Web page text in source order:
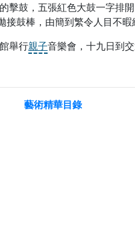
鼓，五張紅色大鼓一字排開
鼓棒，由簡到繁令人目不暇
舉行親子音樂會，十九日到
藝術精華目錄